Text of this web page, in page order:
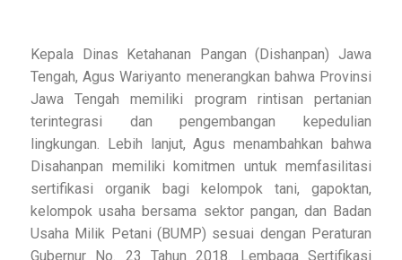
Kepala Dinas Ketahanan Pangan (Dishanpan) Jawa
Tengah, Agus Wariyanto menerangkan bahwa Provinsi
Jawa Tengah memiliki program rintisan pertanian
terintegrasi dan pengembangan kepedulian
lingkungan. Lebih lanjut, Agus menambahkan bahwa
Disahanpan memiliki komitmen untuk memfasilitasi
sertifikasi organik bagi kelompok tani, gapoktan,
kelompok usaha bersama sektor pangan, dan Badan
Usaha Milik Petani (BUMP) sesuai dengan Peraturan
Gubernur No. 23 Tahun 2018. Lembaga Sertifikasi